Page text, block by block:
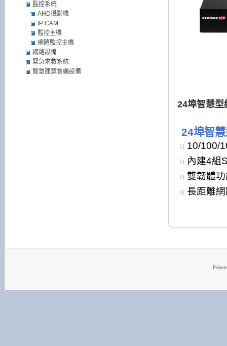
24埠智慧型
24埠智
u 10/100/
u 內建4組
u 雙韌體
u 長距離
監控系統
AHD攝影機
IP CAM
監控主機
網路監控主機
網路設備
緊急求救系統
智慧建築雲端設備